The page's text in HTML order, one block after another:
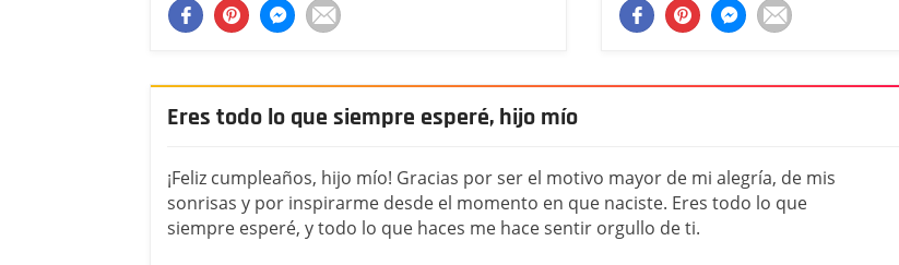
Eres todo lo que siempre esperé, hijo mío
¡Feliz cumpleaños, hijo mío! Gracias por ser el motivo mayor de mi alegría, de mis
sonrisas y por inspirarme desde el momento en que naciste. Eres todo lo que
siempre esperé, y todo lo que haces me hace sentir orgullo de ti.